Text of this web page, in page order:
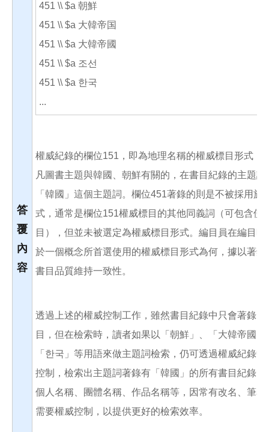
答
覆
內
容
451 \\ $a 朝鮮
451 \\ $a 大韓帝国
451 \\ $a 大韓帝國
451 \\ $a 조선
451 \\ $a 한국
...
權威紀錄的欄位151，即為地理名稱的權威標目形式（
凡圖書主題與韓國、朝鮮有關的，在書目紀錄的主題
「韓國」這個主題詞。欄位451著錄的則是不被採用於
式，通常是欄位151權威標目的其他同義詞（可包含使
目），但並未被選定為權威標目形式。編目員在編目
於一個概念所首選使用的權威標目形式為何，據以著
書目品質維持一致性。
透過上述的權威控制工作，雖然書目紀錄中只會著錄
目，但在檢索時，讀者如果以「朝鮮」、「大韓帝國
「한국」等用語來做主題詞檢索，仍可透過權威紀錄
控制，檢索出主題詞著錄有「韓國」的所有書目紀錄
個人名稱、團體名稱、作品名稱等，因常有改名、筆
需要權威控制，以提供更好的檢索效率。